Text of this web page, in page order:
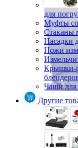
для
Муфты
Стаканы
Насадки
Ножи
Крышки-
Чаши для
Другие